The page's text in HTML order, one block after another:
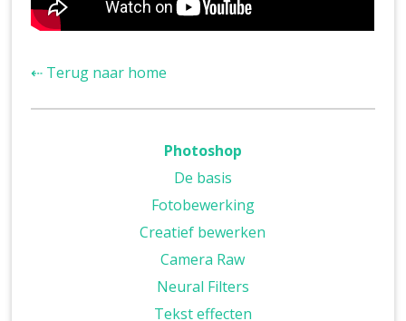
⇠ Terug naar home
Photoshop
De basis
Fotobewerking
Creatief bewerken
Camera Raw
Neural Filters
Tekst effecten